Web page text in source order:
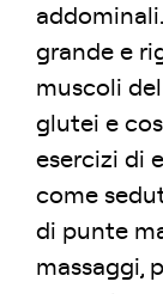
grande e
muscoli
glutei e
esercizi di
come
di punte
massaggi,